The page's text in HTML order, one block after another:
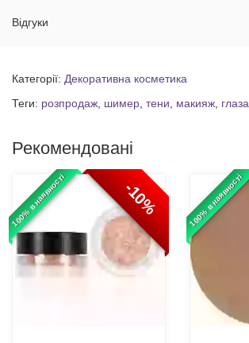
Відгуки
Категорії: Декоративна косметика
Теги: розпродаж шимер тени макияж глаза
Рекомендовані
100% в наявності -10% 100% в наявності